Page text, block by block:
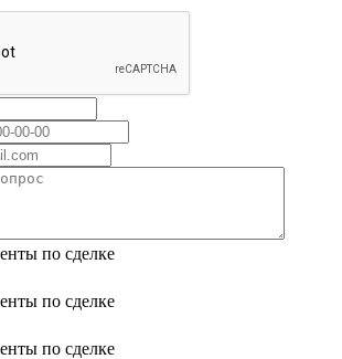
по сделке
по сделке
по сделке